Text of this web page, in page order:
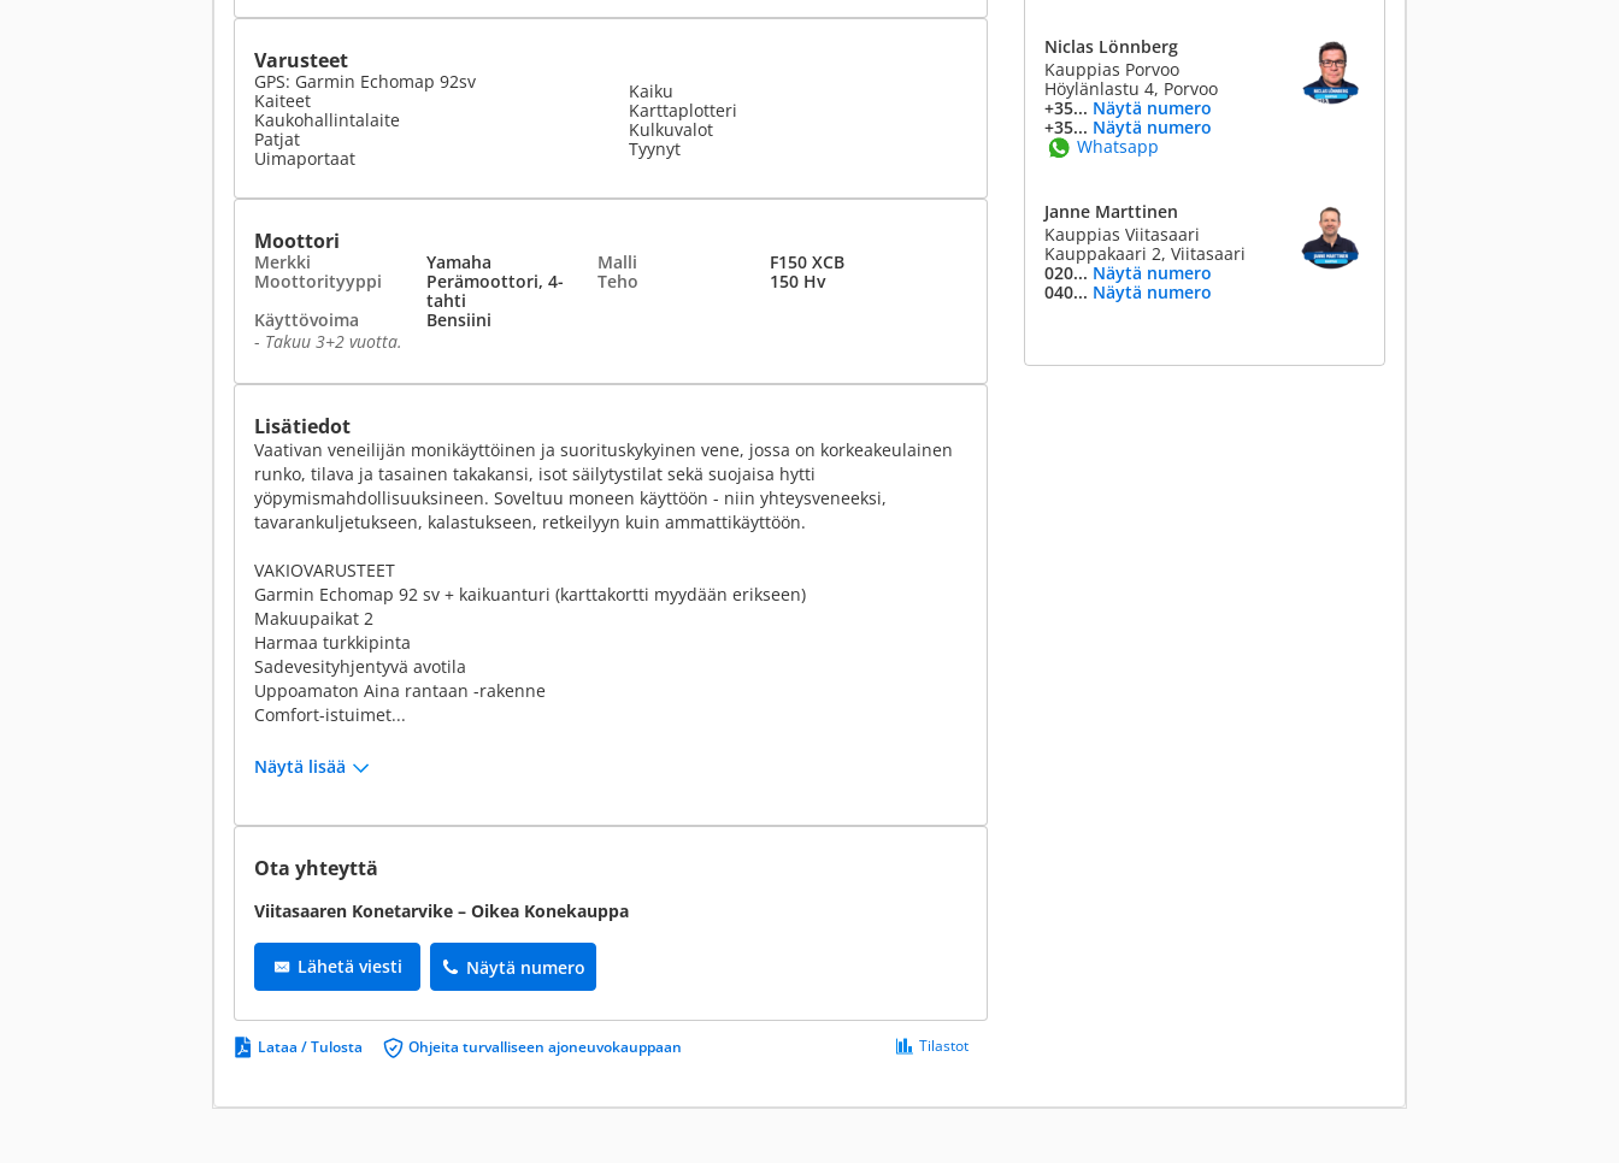
Varusteet
GPS: Garmin Echomap 92sv
Kaiteet
Kaukohallintalaite
Patjat
Uimaportaat
Kaiku
Karttaplotteri
Kulkuvalot
Tyynyt
Moottori
Merkki Yamaha Malli
F150 XCB
Moottorityyppi
Perämoottori, 4-
tahti
Teho
150 Hv
Käyttövoima
Bensiini
- Takuu 3+2 vuotta.
Lisätiedot
Vaativan veneilijän monikäyttöinen ja suorituskykyinen vene, jossa on korkeakeulainen
runko, tilava ja tasainen takakansi, isot säilytystilat sekä suojaisa hytti
yöpymismahdollisuuksineen. Soveltuu moneen käyttöön - niin yhteysveneeksi,
tavarankuljetukseen, kalastukseen, retkeilyyn kuin ammattikäyttöön.
VAKIOVARUSTEET
Garmin Echomap 92 sv + kaikuanturi (karttakortti myydään erikseen)
Makuupaikat 2
Harmaa turkkipinta
Sadevesityhjentyvä avotila
Uppoamaton Aina rantaan -rakenne
Comfort-istuimet...
Näytä lisää
Ota yhteyttä
Viitasaaren Konetarvike – Oikea Konekauppa
Lähetä viesti Näytä numero
Lataa / Tulosta Ohjeita turvalliseen ajoneuvokauppaan Tilastot
Niclas Lönnberg
Kauppias Porvoo
Höylänlastu 4, Porvoo
+35... Näytä numero
+35... Näytä numero
Whatsapp
Janne Marttinen
Kauppias Viitasaari
Kauppakaari 2, Viitasaari
020... Näytä numero
040... Näytä numero